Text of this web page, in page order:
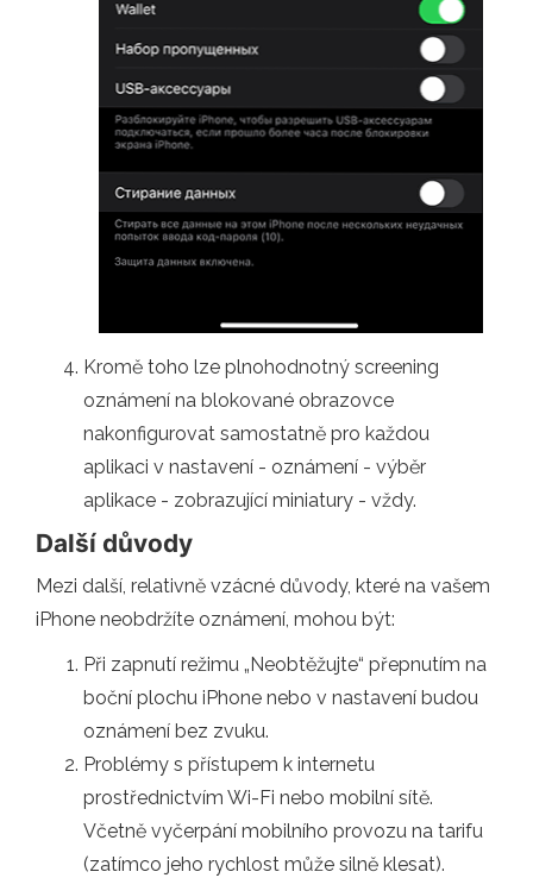
Kromě toho lze plnohodnotný screening
oznámení na blokované obrazovce
nakonfigurovat samostatně pro každou
aplikaci v nastavení - oznámení - výběr
aplikace - zobrazující miniatury - vždy.
Další důvody
Mezi další, relativně vzácné důvody, které na vašem
iPhone neobdržíte oznámení, mohou být:
Při zapnutí režimu „Neobtěžujte“ přepnutím na
boční plochu iPhone nebo v nastavení budou
oznámení bez zvuku.
Problémy s přístupem k internetu
prostřednictvím Wi-Fi nebo mobilní sítě.
Včetně vyčerpání mobilního provozu na tarifu
(zatímco jeho rychlost může silně klesat).